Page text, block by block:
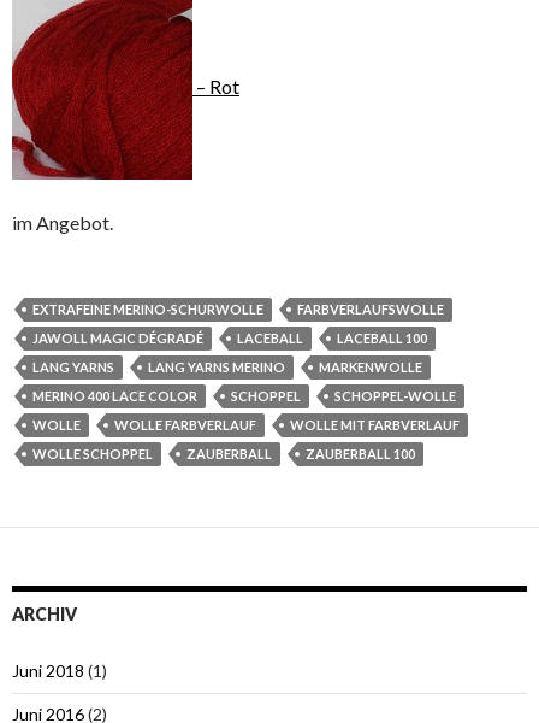
– Rot
im Angebot.
EXTRAFEINE MERINO-SCHURWOLLE
FARBVERLAUFSWOLLE
JAWOLL MAGIC DÉGRADÉ
LACEBALL
LACEBALL 100
LANG YARNS
LANG YARNS MERINO
MARKENWOLLE
MERINO 400 LACE COLOR
SCHOPPEL
SCHOPPEL-WOLLE
WOLLE
WOLLE FARBVERLAUF
WOLLE MIT FARBVERLAUF
WOLLE SCHOPPEL
ZAUBERBALL ZAUBERBALL 100
ARCHIV
Juni 2018 (1)
Juni 2016(2)